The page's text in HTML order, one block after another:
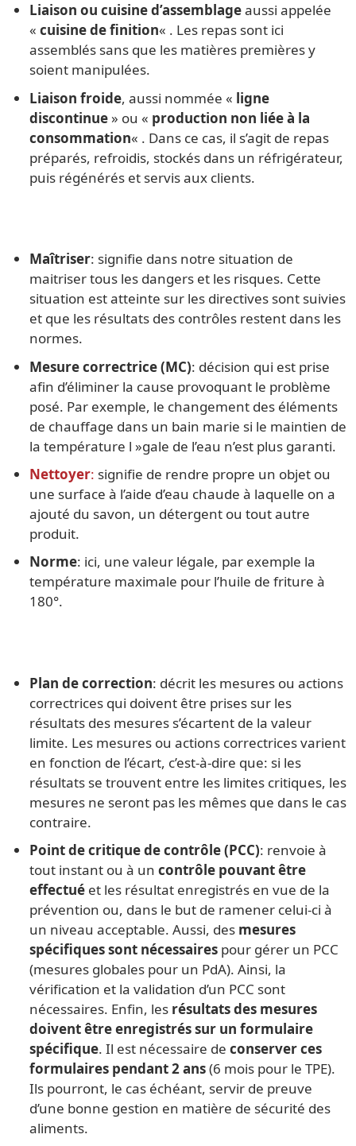
Liaison ou cuisine d’assemblageaussi appelée
«cuisine de finition« . Les repas sont ici
assemblés sans que les matières premières y
soient manipulées.
Liaison froide, aussi nommée « ligne
discontinue » ou « production non liée à la
consommation« . Dans ce cas, il s’agit de repas
préparés, refroidis, stockés dans un réfrigérateur,
puis régénérés et servis aux clients.
Maîtriser: signifie dans notre situation de
maitriser tous les dangers et les risques. Cette
situation est atteinte sur les directives sont suivies
et que les résultats des contrôles restent dans les
normes.
Mesure correctrice (MC): décision qui est prise
afin d’éliminer la cause provoquant le problème
posé. Par exemple, le changement des éléments
de chauffage dans un bain marie si le maintien de
la température l »gale de l’eau n’est plus garanti.
Nettoyer: signifie de rendre propre un objet ou
une surface à l’aide d’eau chaude à laquelle on a
ajouté du savon, un détergent ou tout autre
produit.
Norme: ici, une valeur légale, par exemple la
température maximale pour l’huile de friture à
180°.
Plan de correction: décrit les mesures ou actions
correctrices qui doivent être prises sur les
résultats des mesures s’écartent de la valeur
limite. Les mesures ou actions correctrices varient
en fonction de l’écart, c’est-à-dire que: si les
résultats se trouvent entre les limites critiques, les
mesures ne seront pas les mêmes que dans le cas
contraire.
Point de critique de contrôle (PCC): renvoie à
tout instant ou à uncontrôle pouvant être
effectué et les résultat enregistrés en vue de la
prévention ou, dans le but de ramener celui-ci à
un niveau acceptable. Aussi, des mesures
spécifiques sont nécessaires pour gérer un PCC
(mesures globales pour un PdA). Ainsi, la
vérification et la validation d’un PCC sont
nécessaires. Enfin, les résultats des mesures
doivent être enregistrés sur un formulaire
spécifique. Il est nécessaire deconserver ces
formulaires pendant 2 ans(6 mois pour le TPE).
Ils pourront, le cas échéant, servir de preuve
d’une bonne gestion en matière de sécurité des
aliments.